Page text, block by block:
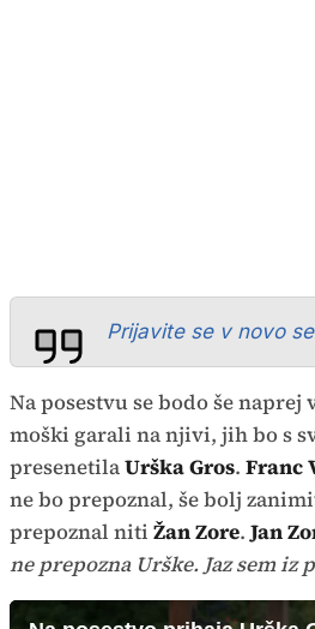
Prijavite se v novo
Na posestvu se bodo še
moški garali na njivi, jih bo s
presenetilaUrška Gros. Franc
ne bo prepoznal, še bolj
prepoznal niti Žan Zore.Jan
ne prepozna Urške. Jaz sem iz